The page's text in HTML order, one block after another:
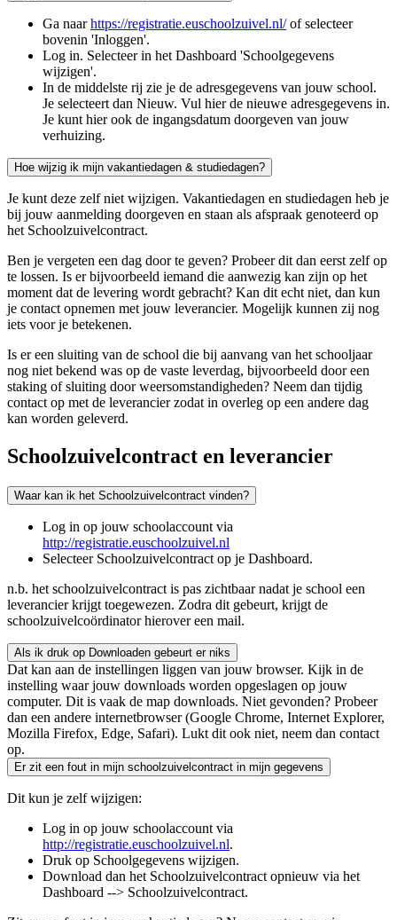
Ga naarhttps://registratie.euschoolzuivel.nl/of selecteer
bovenin 'Inloggen'.
Log in. Selecteer in het Dashboard 'Schoolgegevens
wijzigen'.
In de middelste rij zie je de adresgegevens van jouw school.
Je selecteert dan Nieuw. Vul hier de nieuwe adresgegevens in.
Je kunt hier ook de ingangsdatum doorgeven van jouw
verhuizing.
Hoe wijzig ik mijn vakantiedagen & studiedagen?
Je kunt deze zelf niet wijzigen. Vakantiedagen en studiedagen heb je
bij jouw aanmelding doorgeven en staan als afspraak genoteerd op
het Schoolzuivelcontract.
Ben je vergeten een dag door te geven? Probeer dit dan eerst zelf op
te lossen. Is er bijvoorbeeld iemand die aanwezig kan zijn op het
moment dat de levering wordt gebracht? Kan dit echt niet, dan kun
je contact opnemen met jouw leverancier. Mogelijk kunnen zij nog
iets voor je betekenen.
Is er een sluiting van de school die bij aanvang van het schooljaar
nog niet bekend was op de vaste leverdag, bijvoorbeeld door een
staking of sluiting door weersomstandigheden? Neem dan tijdig
contact op met de leverancier zodat in overleg op een andere dag
kan worden geleverd.
Schoolzuivelcontract en leverancier
Waar kan ik het Schoolzuivelcontract vinden?
Log in op jouw schoolaccount via
http://registratie.euschoolzuivel.nl
Selecteer Schoolzuivelcontract op je Dashboard.
n.b. het schoolzuivelcontract is pas zichtbaar nadat je school een
leverancier krijgt toegewezen. Zodra dit gebeurt, krijgt de
schoolzuivelcoördinator hierover een mail.
Als ik druk op Downloaden gebeurt er niks
Dat kan aan de instellingen liggen van jouw browser. Kijk in de
instelling waar jouw downloads worden opgeslagen op jouw
computer. Dit is vaak de map downloads. Niet gevonden? Probeer
dan een andere internetbrowser (Google Chrome, Internet Explorer,
Mozilla Firefox, Edge, Safari). Lukt dit ook niet, neem dan contact
op.
Er zit een fout in mijn schoolzuivelcontract in mijn gegevens
Dit kun je zelf wijzigen:
Log in op jouw schoolaccount via
http://registratie.euschoolzuivel.nl.
Druk op Schoolgegevens wijzigen.
Download dan het Schoolzuivelcontract opnieuw via het
Dashboard --> Schoolzuivelcontract.